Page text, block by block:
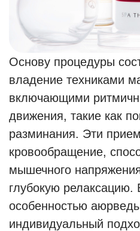
Основу процедуры
владение техниками
включающими
движения, такие как
разминания. Эти
кровообращение,
мышечного
глубокую
особенностью
индивидуальный